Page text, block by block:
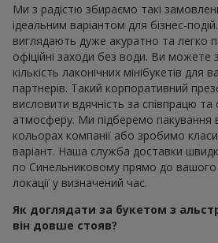
Ми з радістю збираємо такі
ідеальним варіантом для бізнес-
виглядають дуже акуратно та легко
офіційні заходи без води. Ви можете
кількість лаконічних мінібукетів для
партнерів. Такий корпоративний
висловити вдячність за співпрацю
атмосферу. Ми підберемо пакування
кольорах компанії або зробимо
варіант. Наша служба доставки
по Синельниковому прямо до вашого
локації у визначений час.
Як доглядати за букетом з
він довше стояв?